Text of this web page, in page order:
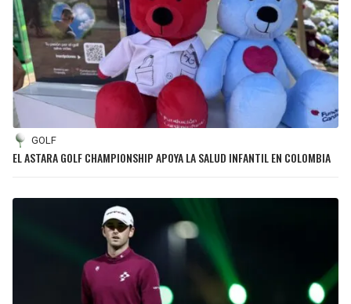
GOLF
EL ASTARA GOLF CHAMPIONSHIP APOYA LA SALUD INFANTIL EN COLOMBIA